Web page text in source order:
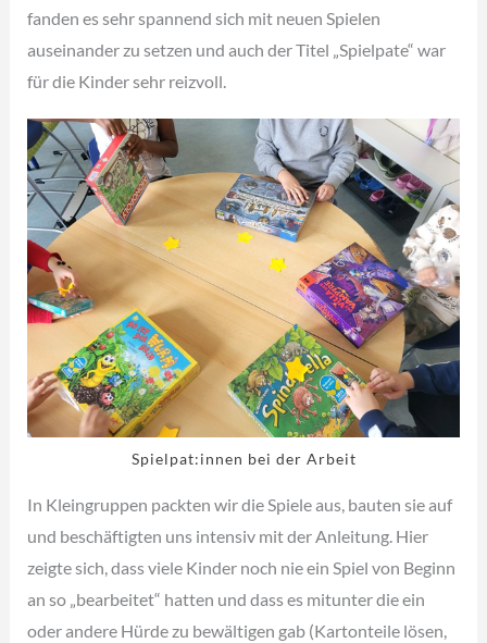
fanden es sehr spannend sich mit neuen Spielen
auseinander zu setzen und auch der Titel „Spielpate“ war
für die Kinder sehr reizvoll.
Spielpat:innen bei der Arbeit
In Kleingruppen packten wir die Spiele aus, bauten sie auf
und beschäftigten uns intensiv mit der Anleitung. Hier
zeigte sich, dass viele Kinder noch nie ein Spiel von Beginn
an so „bearbeitet“ hatten und dass es mitunter die ein
oder andere Hürde zu bewältigen gab (Kartonteile lösen,